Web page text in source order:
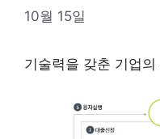
10월 15일
기술력을 갖춘 기업